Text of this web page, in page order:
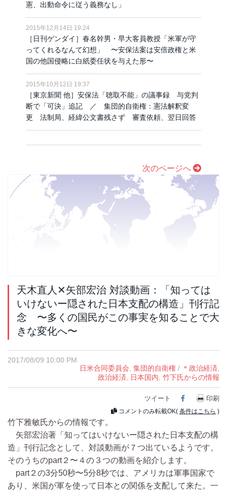
憲、出動命令に従う義務なし」
2015年12月14日 19:24
［日刊ゲンダイ］春名幹男・早大客員教授「米軍が守
ってくれるなんて幻想」 〜安保法案は安倍政権と米
国の他国侵略に白紙委任状を与えた形〜
2015年10月12日 19:37
［東京新聞 他］安保法「聴取不能」の議事録 与党判
断で「可決」追記 ／ 集団的自衛権：憲法解釈変
更 法制局、経緯公文書残さず 審査依頼、翌日回答
次のページへ
天木直人✕矢部宏治 対談動画：「知っては
いけないー隠された日本支配の構造」刊行記
念 〜多くの国民がこの事実を知ることで大
きな変化へ〜
2017/08/09 10:00 PM
日米合同委員会 集団的自衛権 / ＊政治経済
政治経済
日本国内 竹下氏からの情報
ツイート Facebook
印刷
コメントのみ転載OK( 条件はこちら )
竹下雅敏氏からの情報です。
矢部宏治著「知ってはいけないー隠された日本支配の構
造」刊行記念として、対談動画が７つ出ているようです。
そのうちのpart２〜４の３つの動画を紹介します。
part２の3分50秒〜5分8秒では、アメリカは軍事国家で
あり、米国が軍を使って日本との関係を支配して来た。一